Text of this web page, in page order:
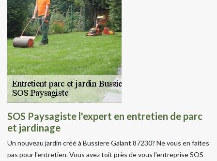
SOS Paysagiste l'expert en entretien de parc
et jardinage
Un nouveau jardin créé à Bussiere Galant 87230? Ne vous en faites
pas pour l'entretien. Vous avez toit près de vous l'entreprise SOS